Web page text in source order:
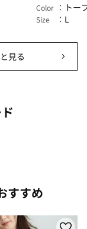
Color トー
Size L
見る
すすめ